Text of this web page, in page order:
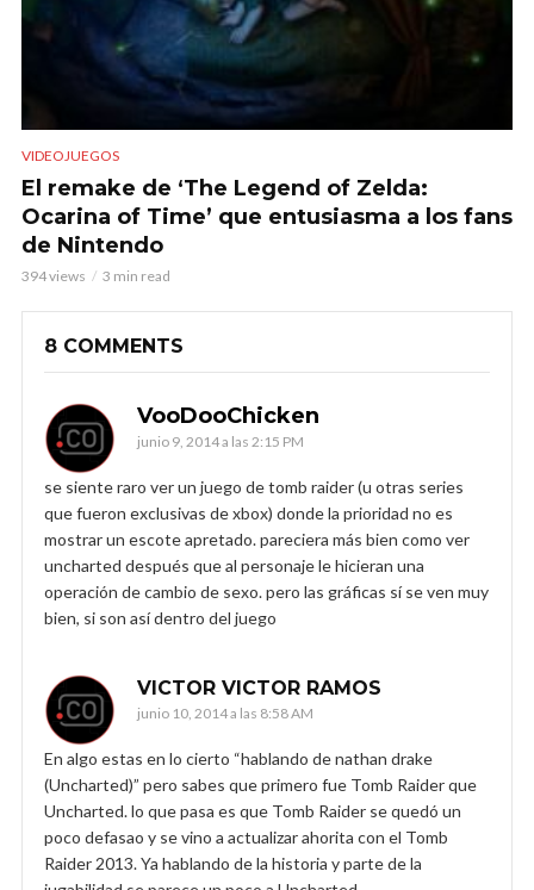
VIDEOJUEGOS
El remake de ‘The Legend of Zelda:
Ocarina of Time’ que entusiasma a los fans
de Nintendo
394 views 3 min read
8 COMMENTS
VooDooChicken
junio 9, 2014 a las 2:15 PM
se siente raro ver un juego de tomb raider (u otras series
que fueron exclusivas de xbox) donde la prioridad no es
mostrar un escote apretado. pareciera más bien como ver
uncharted después que al personaje le hicieran una
operación de cambio de sexo. pero las gráficas sí se ven muy
bien, si son así dentro del juego
VICTOR VICTOR RAMOS
junio 10, 2014 a las 8:58 AM
En algo estas en lo cierto “hablando de nathan drake
(Uncharted)” pero sabes que primero fue Tomb Raider que
Uncharted. lo que pasa es que Tomb Raider se quedó un
poco defasao y se vino a actualizar ahorita con el Tomb
Raider 2013. Ya hablando de la historia y parte de la